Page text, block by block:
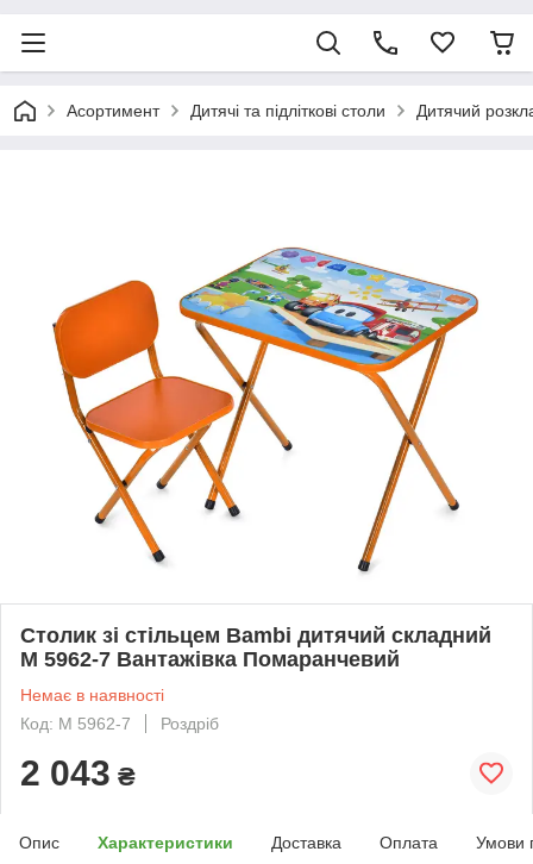
Асортимент Дитячі та підліткові столи Дитячий
Столик зі стільцем Bambi дитячий складний
M 5962-7 Вантажівка Помаранчевий
Немає в наявності
Код: M 5962-7
Роздріб
2 043 ₴
Опис Характеристики Доставка Оплата Умови